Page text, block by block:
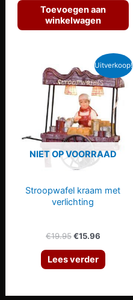
was:
€14.99.
is:
Toevoegen aan
winkelwagen
Uitverkoop!
NIET OP VOORRAAD
Stroopwafel kraam met
verlichting
€19.95Oorspronkelijke
was:
€19.95.
€15.96Huidige
is:
€15.96.
Lees verder